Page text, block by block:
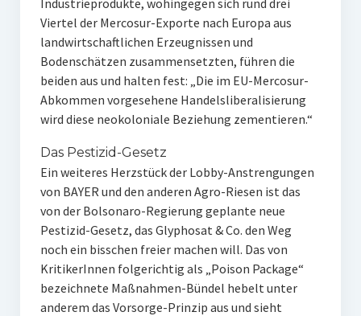
Industrieprodukte, wohingegen sich rund drei
Viertel der Mercosur-Exporte nach Europa aus
landwirtschaftlichen Erzeugnissen und
Bodenschätzen zusammensetzten, führen die
beiden aus und halten fest: „Die im EU-Mercosur-
Abkommen vorgesehene Handelsliberalisierung
wird diese neokoloniale Beziehung zementieren.“
Das Pestizid-Gesetz
Ein weiteres Herzstück der Lobby-Anstrengungen
von BAYER und den anderen Agro-Riesen ist das
von der Bolsonaro-Regierung geplante neue
Pestizid-Gesetz, das Glyphosat & Co. den Weg
noch ein bisschen freier machen will. Das von
KritikerInnen folgerichtig als „Poison Package“
bezeichnete Maßnahmen-Bündel hebelt unter
anderem das Vorsorge-Prinzip aus und sieht